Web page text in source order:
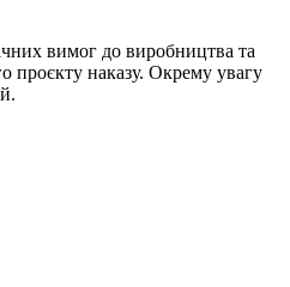
вимог до виробництва та
проєкту наказу. Окрему увагу